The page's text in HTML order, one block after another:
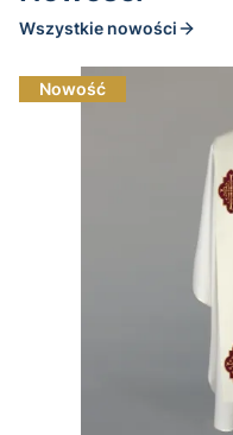
Wszystkie nowości
Nowość